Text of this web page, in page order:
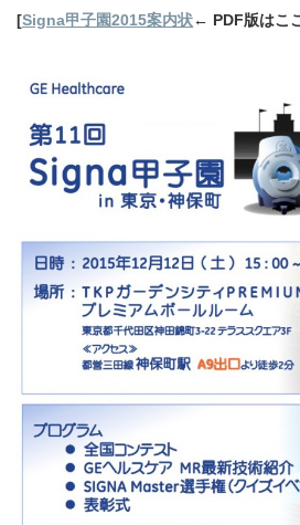
[Signa甲子園2015案内状← PDF版はこ